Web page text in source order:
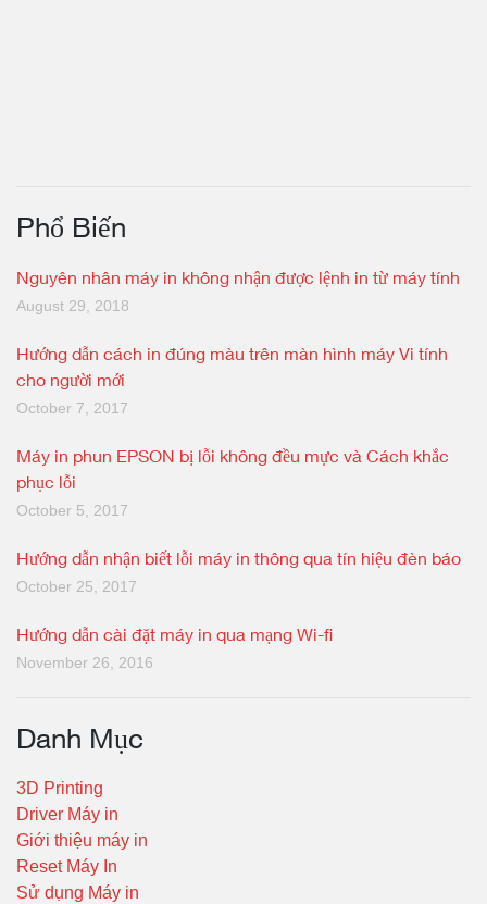
Phổ Biến
Nguyên nhân máy in không nhận được lệnh in từ máy tính
August 29, 2018
Hướng dẫn cách in đúng màu trên màn hình máy Vi tính
cho người mới
October 7, 2017
Máy in phun EPSON bị lỗi không đều mực và Cách khắc
phục lỗi
October 5, 2017
Hướng dẫn nhận biết lỗi máy in thông qua tín hiệu đèn báo
October 25, 2017
Hướng dẫn cài đặt máy in qua mạng Wi-fi
November 26, 2016
Danh Mục
3D Printing
Driver Máy in
Giới thiệu máy in
Reset Máy In
Sử dụng Máy in